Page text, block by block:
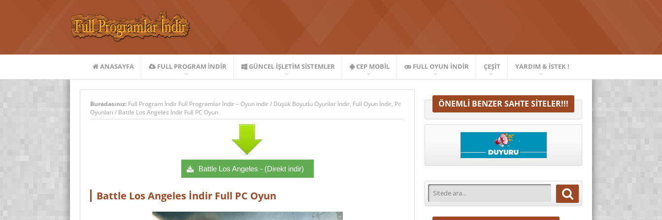
ANASAYFA FULL PROGRAM INDIR GÜNCEL İŞLETIM SISTEMLER CEP MOBIL FULL OYUN İNDIR ÇEŞIT YARDIM & İSTEK !
Buradasınız: Full Program İndir Full Programlar İndir – Oyun indir/ Düşük Boyutlu Oyunlar İndir, Full Oyun İndir, Pc
Oyunları / Battle Los Angeles İndir Full PC Oyun
Battle Los Angeles - (Direkt indir)
Battle Los Angeles İndir Full PC Oyun
ÖNEMLI BENZER SAHTE SITELER!!!